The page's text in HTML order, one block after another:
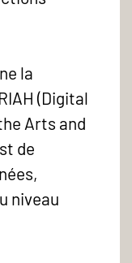
la
(Digital
Arts and
de
niveau